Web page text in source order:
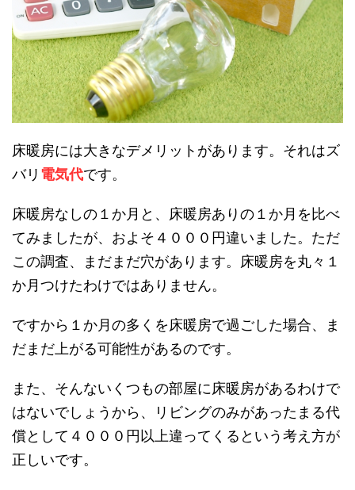
床暖房には大きなデメリットがあります。それはズ
バリ 電気代です。
床暖房なしの１か月と、床暖房ありの１か月を比べ
てみましたが、およそ４０００円違いました。ただ
この調査、まだまだ穴があります。床暖房を丸々１
か月つけたわけではありません。
ですから１か月の多くを床暖房で過ごした場合、ま
だまだ上がる可能性があるのです。
また、そんないくつもの部屋に床暖房があるわけで
はないでしょうから、リビングのみがあったまる代
償として４０００円以上違ってくるという考え方が
正しいです。